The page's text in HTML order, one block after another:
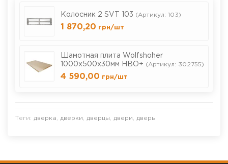
Колосник 2 SVT 103 (Артикул: 103)
1 870,20 грн/шт
Шамотная плита Wolfshoher
1000х500х30мм HBO+ (Артикул: 302755)
4 590,00 грн/шт
Теги: дверка дверки дверцы двери дверь